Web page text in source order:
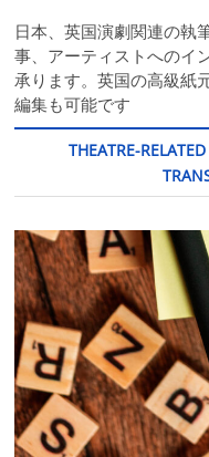
日本、英国演劇関連の執
事、アーティストへのイ
承ります。英国の高級紙
編集も可能です
THEATRE-